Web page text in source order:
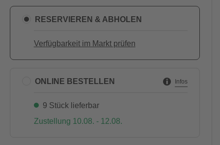
RESERVIEREN & ABHOLEN
Verfügbarkeit im Markt prüfen
ONLINE BESTELLEN Infos
9 Stück lieferbar
Zustellung 10.08. - 12.08.